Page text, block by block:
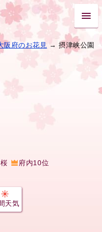
阪府のお花見 → 摂津峡公園
府内10位
天気